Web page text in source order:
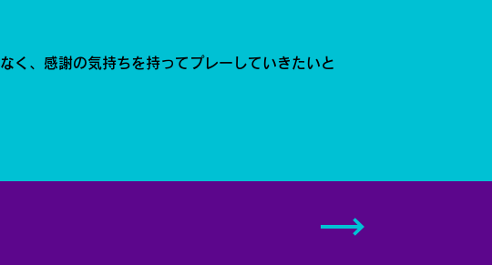
く、感謝の気持ちを持ってプレーしていきたいと